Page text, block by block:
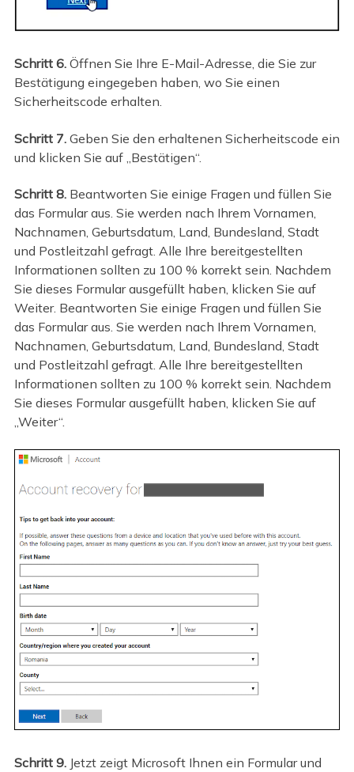
Schritt 6.Öffnen Sie Ihre E-Mail-Adresse, die Sie zur
Bestätigung eingegeben haben, wo Sie einen
Sicherheitscode erhalten.
Schritt 7.Geben Sie den erhaltenen Sicherheitscode ein
und klicken Sie auf „Bestätigen“.
Schritt 8.Beantworten Sie einige Fragen und füllen Sie
das Formular aus. Sie werden nach Ihrem Vornamen,
Nachnamen, Geburtsdatum, Land, Bundesland, Stadt
und Postleitzahl gefragt. Alle Ihre bereitgestellten
Informationen sollten zu 100 % korrekt sein. Nachdem
Sie dieses Formular ausgefüllt haben, klicken Sie auf
Weiter. Beantworten Sie einige Fragen und füllen Sie
das Formular aus. Sie werden nach Ihrem Vornamen,
Nachnamen, Geburtsdatum, Land, Bundesland, Stadt
und Postleitzahl gefragt. Alle Ihre bereitgestellten
Informationen sollten zu 100 % korrekt sein. Nachdem
Sie dieses Formular ausgefüllt haben, klicken Sie auf
„Weiter“.
Schritt 9.Jetzt zeigt Microsoft Ihnen ein Formular und